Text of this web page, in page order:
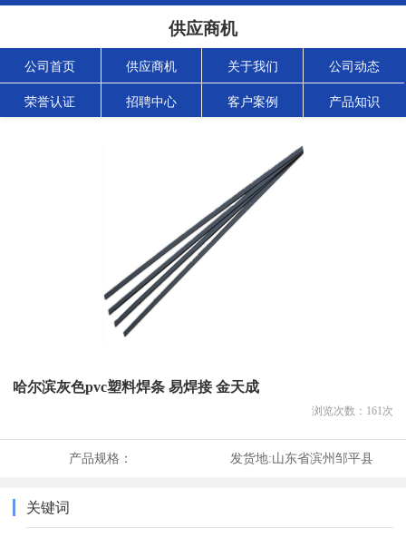
供应商机
公司首页 供应商机 关于我们 公司动态
荣誉认证 招聘中心 客户案例 产品知识
哈尔滨灰色pvc塑料焊条 易焊接 金天成
浏览次数： 161次
产品规格： 发货地:山东省滨州邹平县
关键词